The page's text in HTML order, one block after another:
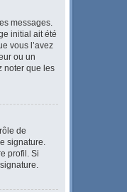
messages.
initial ait été
vous l’avez
ou un
noter que les
de
signature.
profil. Si